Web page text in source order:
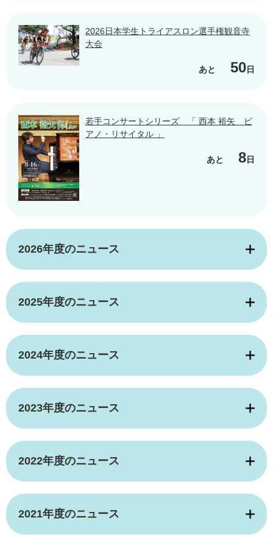
2026日本学生トライアスロン選手権観音寺
大会
あと 50日
若手コンサートシリーズ 「 西本 裕矢 ピ
アノ・リサイタル 」
あと 8日
2026年度のニュース
2025年度のニュース
2024年度のニュース
2023年度のニュース
2022年度のニュース
2021年度のニュース